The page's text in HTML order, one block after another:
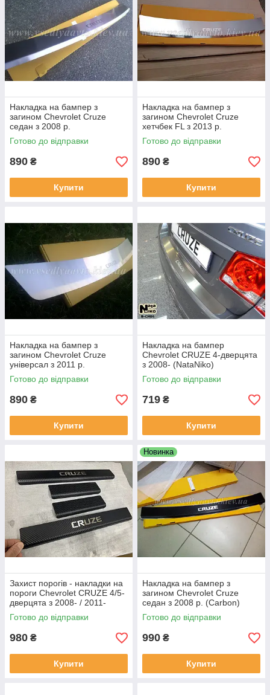
Накладка на бампер з
загином Chevrolet Cruze
седан з 2008 р.
Готово до відправки
890 ₴
Купити
Накладка на бампер з
загином Chevrolet Cruze
хетчбек FL з 2013 р.
Готово до відправки
890 ₴
Купити
Накладка на бампер з
загином Chevrolet Cruze
універсал з 2011 р.
Готово до відправки
890 ₴
Купити
Накладка на бампер
Chevrolet CRUZE 4-дверцята
з 2008- (NataNiko)
Готово до відправки
719 ₴
Купити
Захист порогів - накладки на
пороги Chevrolet CRUZE 4/5-
дверцята з 2008- / 2011-
(Premium Карбон)
Готово до відправки
980 ₴
Купити
Новинка
Накладка на бампер з
загином Chevrolet Cruze
седан з 2008 р. (Carbon)
Готово до відправки
990 ₴
Купити